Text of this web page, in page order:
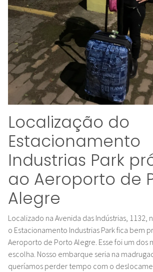
Localização do
Estacionamento
Industrias Park
ao Aeroporto de
Alegre
Localizado na Avenida das Indústrias, 1132,
o Estacionamento Industrias Park fica bem
Aeroporto de Porto Alegre. Esse foi um dos
escolha. Nosso embarque seria na
queríamos perder tempo com o